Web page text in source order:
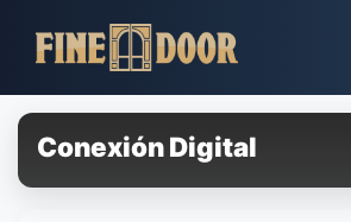
para
conteúdo
Conexión Digital